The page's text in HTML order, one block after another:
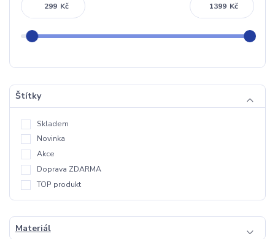
Kč Kč
Štítky
Skladem
Novinka
Akce
Doprava ZDARMA
TOP produkt
Materiál